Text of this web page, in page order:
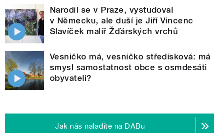
Narodil se v Praze, vystudoval
v Německu, ale duší je Jiří Vincenc
Slavíček malíř Žďárských vrchů
Vesničko má, vesničko středisková: má
smysl samostatnost obce s osmdesáti
obyvateli?
Jak nás naladíte na DABu